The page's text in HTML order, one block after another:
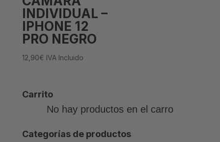
INDIVIDUAL –
IPHONE 12
PRO NEGRO
12,90€ IVA Incluido
Carrito
No hay productos en el carro
Categorías de productos